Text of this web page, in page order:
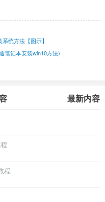
统方法【图示】
笔记本安装win10方法)
最新内容
程